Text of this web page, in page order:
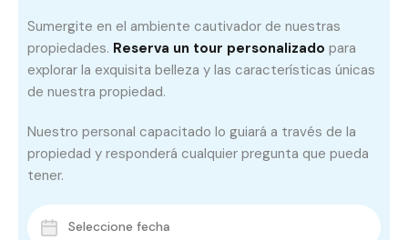
Sumergite en el ambiente cautivador de nuestras
propiedades. Reserva un tour personalizado para
explorar la exquisita belleza y las características únicas
de nuestra propiedad.
Nuestro personal capacitado lo guiará a través de la
propiedad y responderá cualquier pregunta que pueda
tener.